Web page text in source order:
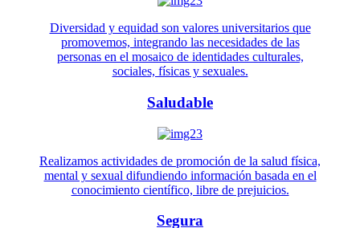
Diversidad y equidad son valores universitarios que
promovemos, integrando las necesidades de las
personas en el mosaico de identidades culturales,
sociales, físicas y sexuales.
Saludable
Realizamos actividades de promoción de la salud física,
mental y sexual difundiendo información basada en el
conocimiento científico, libre de prejuicios.
Segura